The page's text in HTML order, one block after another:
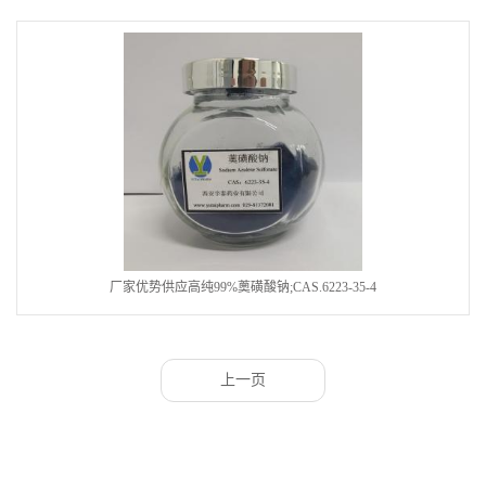
厂家优势供应高纯99%薁磺酸钠;CAS.6223-35-4
上一页